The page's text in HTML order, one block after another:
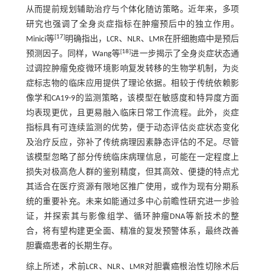
从而提前规划辅助治疗与个体化随访策略。近年来，多项
研究也强调了全身炎症指标在肿瘤预后中的独立作用。
Minici等[17]明确指出，LCR、NLR、LMR在肝细胞癌中是预后
预测因子。同样，Wang等[18]进一步揭示了全身炎症状态通
过调控肿瘤免疫微环境影响复发转移的生物学机制，为炎
症标志物的临床应用提供了理论依据。相较于传统依赖影
像学和CA19-9的监测策略，该模型在敏感度和特异度方面
均表现更优，且更易融入临床日常工作流程。此外，炎症
指标具有可连续监测的优势，便于动态评估炎症状态变化
及治疗反应，弥补了传统病理因素静态评估的不足。尽管
该模型忽略了部分传统临床病理信息，可能在一定程度上
损失对极高危人群的鉴别精度，但其高效、便捷的特点尤
其适合在医疗资源有限地区推广使用，或作为现有分期系
统的重要补充。未来如能通过多中心前瞻性研究进一步验
证，并探索其与影像组学、循环肿瘤DNA等新技术的整
合，将有望构建更全面、精准的复发预警体系，最终改善
胆囊癌患者的长期生存。
综上所述，术前LCR、NLR、LMR对胆囊癌根治性切除术后